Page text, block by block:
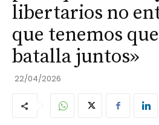
libertarios no
que tenemos
batalla juntos»
22/04/2026